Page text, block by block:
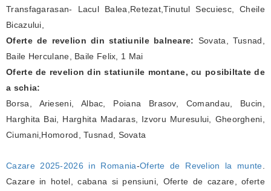
Transfagarasan- Lacul Balea,Retezat,Tinutul Secuiesc, Cheile
Bicazului,
Oferte de revelion din statiunile balneare: Sovata, Tusnad,
Baile Herculane, Baile Felix, 1 Mai
Oferte de revelion din statiunile montane, cu posibiltate de
a schia:
Borsa, Arieseni, Albac, Poiana Brasov, Comandau, Bucin,
Harghita Bai, Harghita Madaras, Izvoru Muresului, Gheorgheni,
Ciumani,Homorod, Tusnad, Sovata
Cazare 2025-2026 in Romania-Oferte de Revelion la munte
Cazare in hotel, cabana si pensiuni, Oferte de cazare, oferte